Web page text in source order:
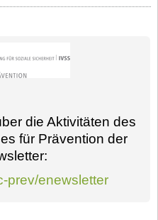
die Aktivitäten des
für Prävention der
prev/enewsletter